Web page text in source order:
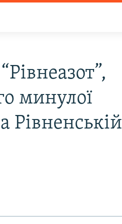
минулої
Рівненській